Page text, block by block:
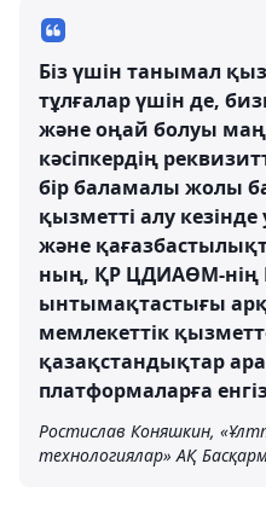
Біз үшін танымал
тұлғалар үшін де,
және оңай болуы
кәсіпкердің
бір баламалы жолы
қызметті алу
және
ның, ҚР ЦДИАӨМ-нің
ынтымақтастығы
мемлекеттік
қазақстандықтар
платформаларға
Ростислав Коняшкин,
технологиялар» АҚ